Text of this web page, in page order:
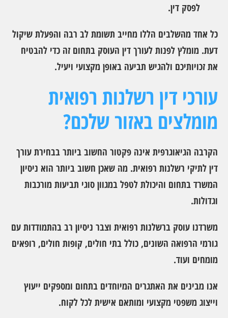
לפסק דין.
כל אחד מהשלבים הללו מחייב תשומת לב רבה והפעלת שיקול
דעת. מומלץ לפנות לעורך דין העוסק בתחום זה כדי להבטיח
את זכויותיכם ולהגיש תביעה באופן מקצועי ויעיל.
עורכי דין רשלנות רפואית
מומלצים באזור שלכם?
הקרבה הגיאוגרפית אינה פקטור החשוב ביותר בבחירת עורך
דין לתיקי רשלנות רפואית. מה שאכן חשוב ביותר הוא ניסיון
המשרד בתחום והיכולת לטפל במגוון סוגי תביעות מורכבות
וגדולות.
משרדנו עוסק ברשלנות רפואית וצבר ניסיון רב בהתמודדות עם
גורמי הרפואה השונים, כולל בתי חולים, קופות חולים, רופאים
מומחים ועוד.
אנו מבינים את האתגרים המיוחדים בתחום ומספקים ייעוץ
וייצוג משפטי מקצועי ומותאם אישית לכל לקוח.